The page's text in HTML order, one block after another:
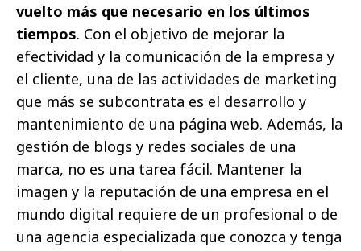
vuelto más que necesario en los últimos
tiempos. Con el objetivo de mejorar la
efectividad y la comunicación de la empresa y
el cliente, una de las actividades de marketing
que más se subcontrata es el desarrollo y
mantenimiento de una página web. Además, la
gestión de blogs y redes sociales de una
marca, no es una tarea fácil. Mantener la
imagen y la reputación de una empresa en el
mundo digital requiere de un profesional o de
una agencia especializada que conozca y tenga